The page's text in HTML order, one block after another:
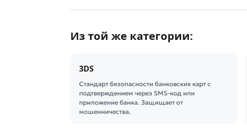
Из той же категории:
3DS
Стандарт безопасности банковских карт с
подтверждением через SMS-код или
приложение банка. Защищает от
мошенничества.